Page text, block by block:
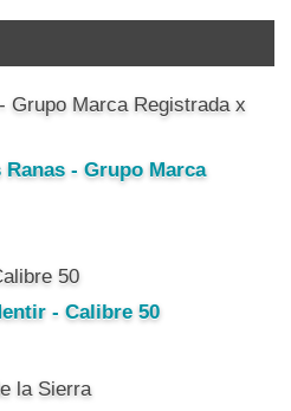
- Grupo Marca
- Calibre 50